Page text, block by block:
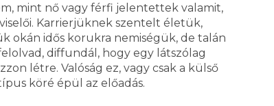
mint nő vagy férfi jelentettek valamit,
Karrierjüknek szentelt életük,
idős korukra nemiségük, de talán
diffundál, hogy egy látszólag
létre. Valóság ez, vagy csak a külső
köré épül az előadás.